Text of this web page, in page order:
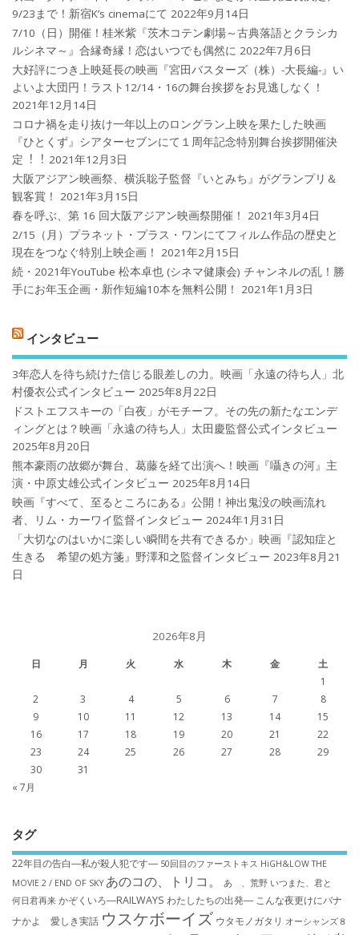
9/23まで！新宿K’s cinemaにて 2022年9月14日
7/10（日）開催！桂米紫『茨木コテン劇場～古典落語とクラシカ
ルシネマ～』合縁奇縁！恋はいつでも偶然に 2022年7月6日
大好評につき上映延長の映画『宮田バスターズ（株）-大長編-』い
よいよ大団円！ラスト12/14・16の舞台挨拶をお見逃しなく！
2021年12月14日
コロナ禍を⾛り抜け⼀年以上のロングラン上映を果たした映画
『ひとくず』シアターセブンにて１周年記念特別舞台挨拶開催決
定︕︕ 2021年12月3日
大阪アジアン映画祭、横浜聡子監督『いとみち』がグランプリ＆
観客賞！
2021年3月15日
春を呼ぶ、第 16 回大阪アジアン映画祭開催！
2021年3月4日
2/15（月）プラネット・プラス・ワンにてフィルム作品の歴史と
現在をつなぐ特別上映企画！
2021年2月15日
続・2021年YouTube 松本卓也 (シネマ健康会) チャンネルの乱！勝
手にお年玉企画・新作短編10本を無料公開！
2021年1月3日
インタビュー
3年恋人を待ち続けた信じる眼差しの力。映画「永遠の待ち人」北
村優衣公式インタビュー 2025年8月22日
ドストエフスキーの「白夜」がモチーフ。その先の新たなエンデ
ィングとは？映画「永遠の待ち人」太田慶監督公式インタビュー
2025年8月20日
熊本豪雨の故郷が舞台、葛藤を経て出演へ！映画『囁きの河』主
演・中原丈雄公式インタビュー 2025年8月14日
映画『すべて、至るところにある』公開！神出鬼没の映画流れ
者、リム・カーワイ監督インタビュー 2024年1月31日
「大切なのはいかに楽しい瞬間を共有できるか」映画『認知症と
生きる 希望の処方箋』野澤和之監督インタビュー 2023年8月21
日
2026年8月
日 月 火 水 木 金
土
1
2
3 4 5 6 7
8
9
10 11 12 13 14
15
16
17 18 19 20 21
22
23
24 25 26 27 28
29
30
31
« 7月
タグ
22年目の告白―私が殺人犯です― 50回目のファーストキス HiGH&LOW THE
MOVIE 2 / END OF SKY あのコの、トリコ。 あゝ、荒野 いつまた、君と
何日君再来 かぞくいろ―RAILWAYS わたしたちの出発― こんな夜更けにバナ
ナかよ 愛しき実話 ウスケボーイズ ウタモノガタリ オーシャンズ８